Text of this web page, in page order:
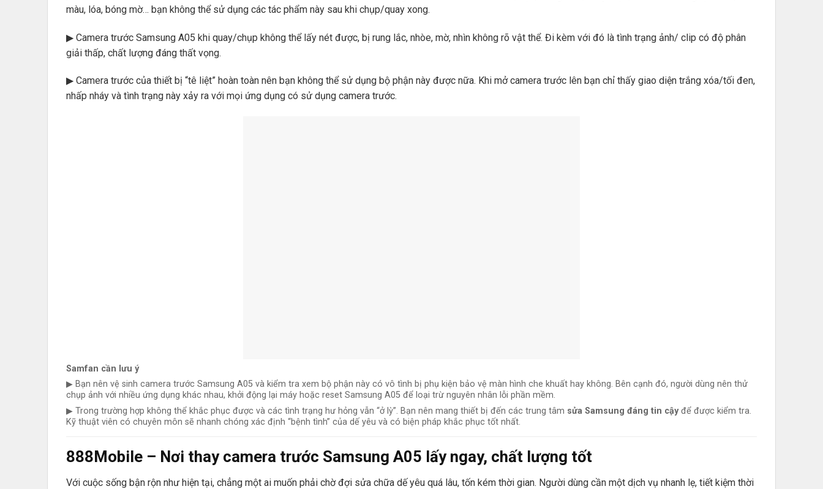
màu, lóa, bóng mờ… bạn không thể sử dụng các tác phẩm này sau khi chụp/quay xong.
▶ Camera trước Samsung A05 khi quay/chụp không thể lấy nét được, bị rung lắc, nhòe, mờ, nhìn không rõ vật thể. Đi kèm với đó là tình trạng ảnh/ clip có độ phân
giải thấp, chất lượng đáng thất vọng.
▶ Camera trước của thiết bị “tê liệt” hoàn toàn nên bạn không thể sử dụng bộ phận này được nữa. Khi mở camera trước lên bạn chỉ thấy giao diện trắng xóa/tối đen,
nhấp nháy và tình trạng này xảy ra với mọi ứng dụng có sử dụng camera trước.
Samfan cần lưu ý
▶ Bạn nên vệ sinh camera trước Samsung A05 và kiểm tra xem bộ phận này có vô tình bị phụ kiện bảo vệ màn hình che khuất hay không. Bên cạnh đó, người dùng nên thử
chụp ảnh với nhiều ứng dụng khác nhau, khởi động lại máy hoặc reset Samsung A05 để loại trừ nguyên nhân lỗi phần mềm.
▶ Trong trường hợp không thể khắc phục được và các tình trạng hư hỏng vẫn “ở lỳ”. Bạn nên mang thiết bị đến các trung tâm sửa Samsung đáng tin cậyđể được kiểm tra.
Kỹ thuật viên có chuyên môn sẽ nhanh chóng xác định “bệnh tình” của dế yêu và có biện pháp khắc phục tốt nhất.
888Mobile – Nơi thay camera trước Samsung A05 lấy ngay, chất lượng tốt
Với cuộc sống bận rộn như hiện tại, chẳng một ai muốn phải chờ đợi sửa chữa dế yêu quá lâu, tốn kém thời gian. Người dùng cần một dịch vụ nhanh lẹ, tiết kiệm thời